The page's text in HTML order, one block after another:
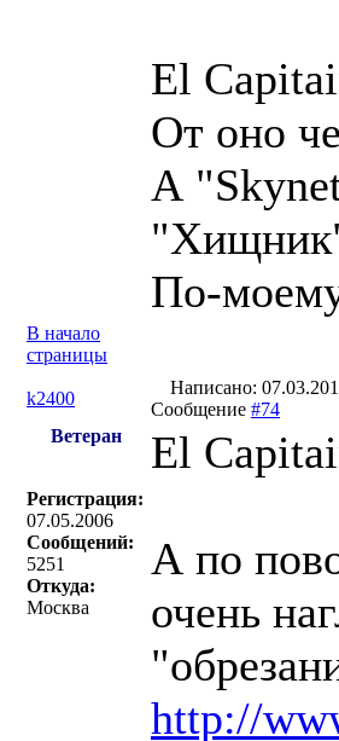
El
От оно
А
По-
В начало
страницы
k2400
Написано:
Сообщение #74
Ветеран
Регистрация:
07.05.2006
Сообщений:
5251
Откуда:
Москва
El
А по
очень
http://